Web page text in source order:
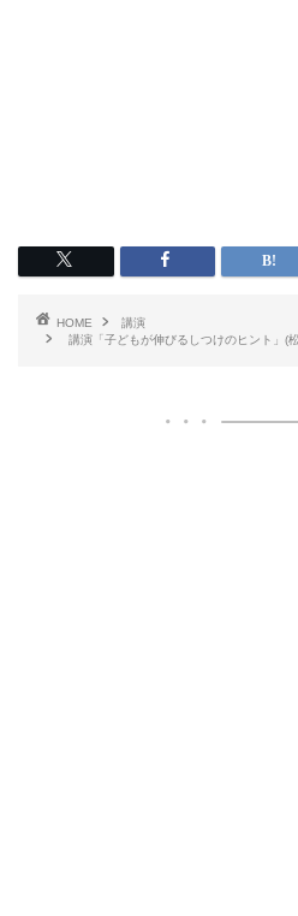
HOME
講演
講演「子どもが伸びるしつけのヒント」(